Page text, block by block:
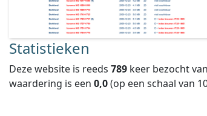
Statistieken
Deze website is reeds 789 keer bezocht
waardering is een 0,0(op een schaal van